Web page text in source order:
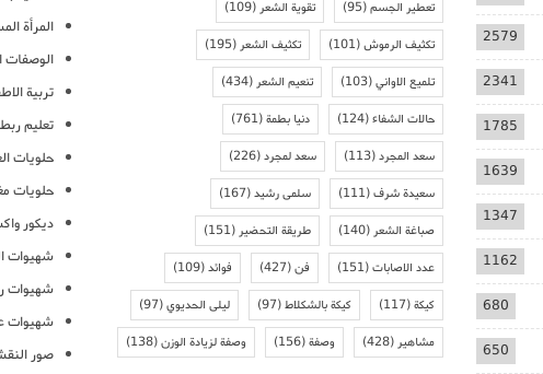
2579
2341
1785
1639
1347
1162
680
650
تعطير الجسم(95) تقوية الشعر(109)
تكثيف الرموش(101) تكثيف الشعر(195)
تلميع الاواني(103) تنعيم الشعر(434)
حالات الشفاء(124) دنيا بطمة(761)
سعد المجرد(113) سعد لمجرد(226)
سعيدة شرف(111) سلمى رشيد(167)
صباغة الشعر(140) طريقة التحضير(151)
عدد الاصابات(151) فن(427) فوائد(109)
كيكة(117) كيكة بالشكلاط(97) ليلى الحديوي(97)
مشاهير(428) وصفة(156) وصفة لزيادة الوزن(138)
المرأة
الوصفات
تربية
تعليم
حلويات
حلويات
ديكور
شهيوات
شهيوات
شهيوات
صور